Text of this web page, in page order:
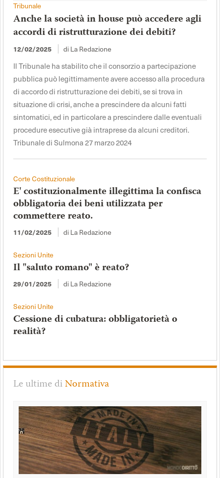
Tribunale
Anche la società in house può accedere agli
accordi di ristrutturazione dei debiti?
12/02/2025 di La Redazione
Il Tribunale ha stabilito che il consorzio a partecipazione
pubblica può legittimamente avere accesso alla procedura
di accordo di ristrutturazione dei debiti, se si trova in
situazione di crisi, anche a prescindere da alcuni fatti
sintomatici, ed in particolare a prescindere dalle eventuali
procedure esecutive già intraprese da alcuni creditori.
Tribunale di Sulmona 27 marzo 2024
Corte Costituzionale
E' costituzionalmente illegittima la confisca
obbligatoria dei beni utilizzata per
commettere reato.
11/02/2025 di La Redazione
Sezioni Unite
Il "saluto romano" è reato?
29/01/2025 di La Redazione
Sezioni Unite
Cessione di cubatura: obbligatorietà o
realità?
Le ultime diNormativa